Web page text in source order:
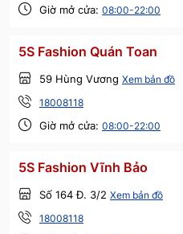
Giờ mở cửa: 08:00-22:00
5S Fashion Quán Toan
59 Hùng Vương Xem bản đồ
18008118
Giờ mở cửa: 08:00-22:00
5S Fashion Vĩnh Bảo
Số 164 Đ. 3/2 Xem bản đồ
18008118